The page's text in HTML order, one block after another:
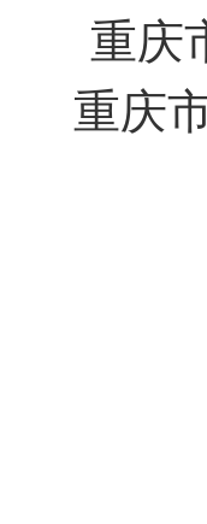
重庆
重庆